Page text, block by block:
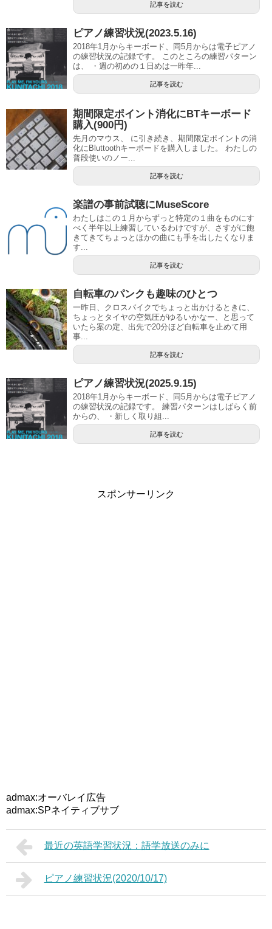
記事を読む
ピアノ練習状況(2023.5.16)
2018年1月からキーボード、同5月からは電子ピアノ
の練習状況の記録です。 このところの練習パターン
は、 ・週の初めの１日めは一昨年...
記事を読む
期間限定ポイント消化にBTキーボード
購入(900円)
先月のマウス、 に引き続き、期間限定ポイントの消
化にBluttoothキーボードを購入しました。 わたしの
普段使いのノー...
記事を読む
楽譜の事前試聴にMuseScore
わたしはこの１月からずっと特定の１曲をものにす
べく半年以上練習しているわけですが、さすがに飽
きてきてちょっとほかの曲にも手を出したくなりま
す...
記事を読む
自転車のパンクも趣味のひとつ
一昨日、クロスバイクでちょっと出かけるときに、
ちょっとタイヤの空気圧がゆるいかなー、と思って
いたら案の定、出先で20分ほど自転車を止めて用
事...
記事を読む
ピアノ練習状況(2025.9.15)
2018年1月からキーボード、同5月からは電子ピアノ
の練習状況の記録です。 練習パターンはしばらく前
からの、 ・新しく取り組...
記事を読む
スポンサーリンク
admax:オーバレイ広告
admax:SPネイティブサブ
最近の英語学習状況：語学放送のみに
ピアノ練習状況(2020/10/17)